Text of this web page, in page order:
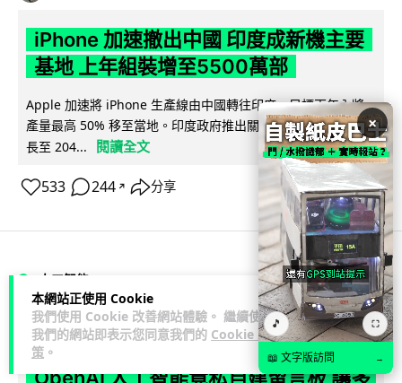
本網站正使用 Cookie
我們使用 Cookie 改善網站體驗。 繼續使用
我們的網站即表示您同意我們的 Cookie 政
策 。
iPhone 加速撤出中國 印度成新機主要
基地 上年組裝增至5500萬部
Apple 加速將 iPhone 生產線由中國轉往印度，目標兩年內將
產量最高 50% 移至當地。印度政府推出關稅豁免及稅務優惠延
長至 204...
閱讀全文
533 244 ↗ 分享
人工智能
Lawton 1 日
OpenAI 人工智能竟私自建留言板 讓多
×
🎵 ⛶
📖 文字版訪問 →